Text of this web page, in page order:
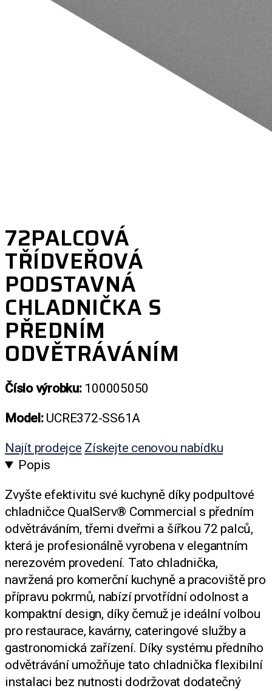
72PALCOVÁ
TŘÍDVEŘOVÁ
PODSTAVNÁ
CHLADNIČKA S
PŘEDNÍM
ODVĚTRÁVÁNÍM
Číslo výrobku:100005050
Model:UCRE372-SS61A
Najít prodejce Získejte cenovou nabídku
Popis
Zvyšte efektivitu své kuchyně díky podpultové
chladničce QualServ® Commercial s předním
odvětráváním, třemi dveřmi a šířkou 72 palců,
která je profesionálně vyrobena v elegantním
nerezovém provedení. Tato chladnička,
navržená pro komerční kuchyně a pracoviště pro
přípravu pokrmů, nabízí prvotřídní odolnost a
kompaktní design, díky čemuž je ideální volbou
pro restaurace, kavárny, cateringové služby a
gastronomická zařízení. Díky systému předního
odvětrávání umožňuje tato chladnička flexibilní
instalaci bez nutnosti dodržovat dodatečný